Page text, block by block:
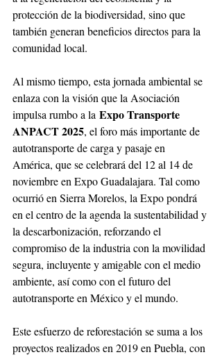
protección de la biodiversidad, sino que
también generan beneficios directos para la
comunidad local.
Al mismo tiempo, esta jornada ambiental se
enlaza con la visión que la Asociación
impulsa rumbo a la Expo Transporte
ANPACT 2025, el foro más importante de
autotransporte de carga y pasaje en
América, que se celebrará del 12 al 14 de
noviembre en Expo Guadalajara. Tal como
ocurrió en Sierra Morelos, la Expo pondrá
en el centro de la agenda la sustentabilidad y
la descarbonización, reforzando el
compromiso de la industria con la movilidad
segura, incluyente y amigable con el medio
ambiente, así como con el futuro del
autotransporte en México y el mundo.
Este esfuerzo de reforestación se suma a los
proyectos realizados en 2019 en Puebla, con